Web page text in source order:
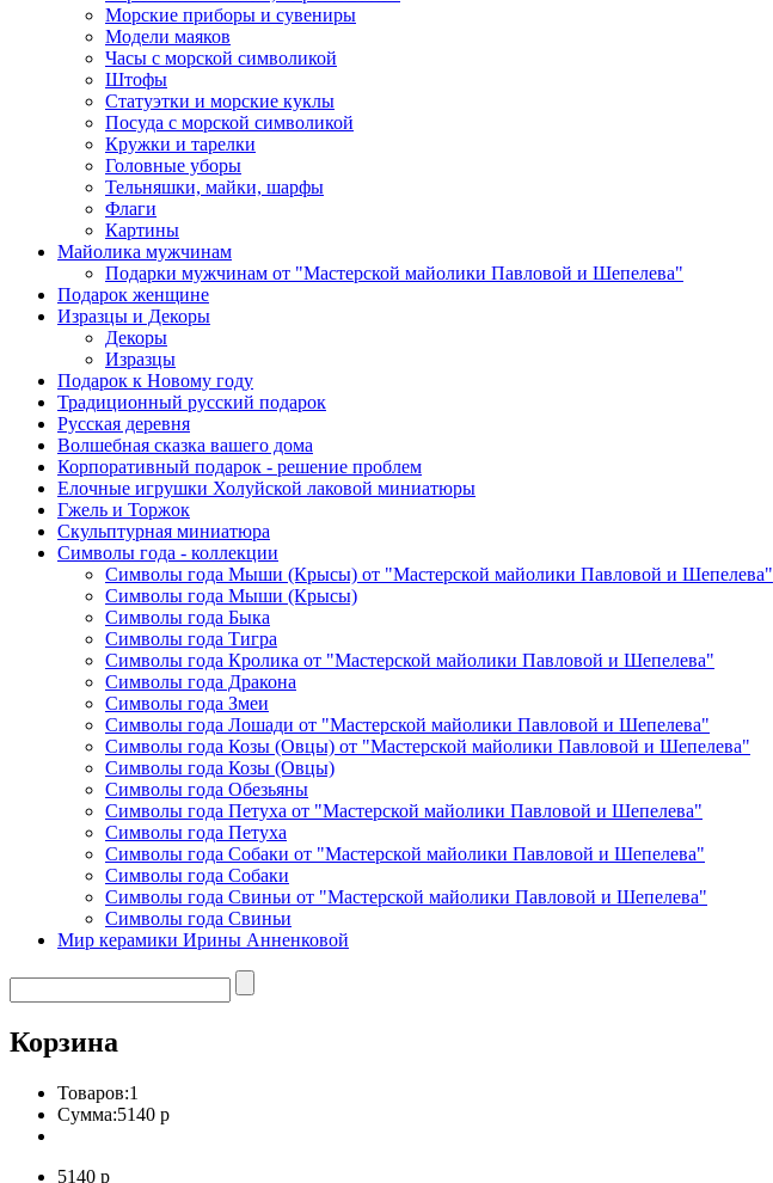
Морские приборы и сувениры
Модели маяков
Часы с морской символикой
Штофы
Статуэтки и морские куклы
Посуда с морской символикой
Кружки и тарелки
Головные уборы
Тельняшки, майки, шарфы
Флаги
Картины
Майолика мужчинам
Подарки мужчинам от "Мастерской майолики Павловой и Шепелева"
Подарок женщине
Изразцы и Декоры
Декоры
Изразцы
Подарок к Новому году
Традиционный русский подарок
Русская деревня
Волшебная сказка вашего дома
Корпоративный подарок - решение проблем
Елочные игрушки Холуйской лаковой миниатюры
Гжель и Торжок
Скульптурная миниатюра
Символы года - коллекции
Символы года Мыши (Крысы) от "Мастерской майолики Павловой и Шепелева"
Символы года Мыши (Крысы)
Символы года Быка
Символы года Тигра
Символы года Кролика от "Мастерской майолики Павловой и Шепелева"
Символы года Дракона
Символы года Змеи
Символы года Лошади от "Мастерской майолики Павловой и Шепелева"
Символы года Козы (Овцы) от "Мастерской майолики Павловой и Шепелева"
Символы года Козы (Овцы)
Символы года Обезьяны
Символы года Петуха от "Мастерской майолики Павловой и Шепелева"
Символы года Петуха
Символы года Собаки от "Мастерской майолики Павловой и Шепелева"
Символы года Собаки
Символы года Свиньи от "Мастерской майолики Павловой и Шепелева"
Символы года Свиньи
Мир керамики Ирины Анненковой
Корзина
Товаров:1
Сумма:5140 р
5140 р